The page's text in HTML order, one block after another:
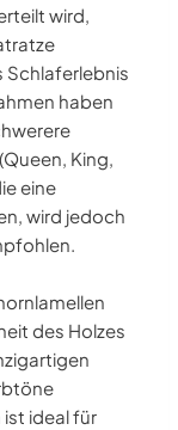
wird,
Schlaferlebnis
haben
King,
eine
wird jedoch
des Holzes
ideal für